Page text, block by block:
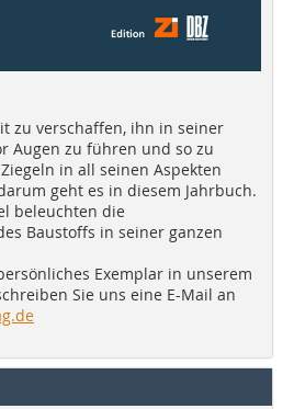
zu verschaffen, ihn in seiner
Augen zu führen und so zu
in all seinen Aspekten
geht es in diesem Jahrbuch.
beleuchten die
Baustoffs in seiner ganzen
Exemplar in unserem
Sie uns eine E-Mail an